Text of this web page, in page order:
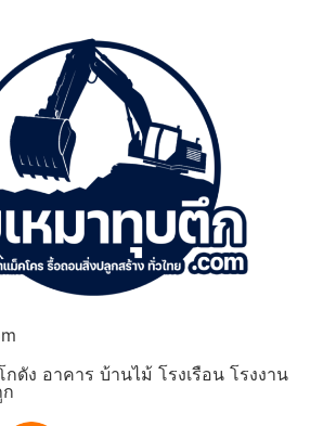
ดัง อาคาร บ้านไม้ โรงเรือน โรงงาน